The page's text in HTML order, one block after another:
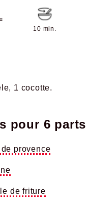
10 min.
1 cocotte
pour 6 parts
provence
de friture